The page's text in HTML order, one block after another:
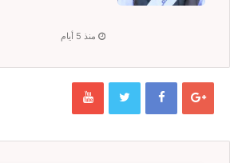
منذ 5 أيام